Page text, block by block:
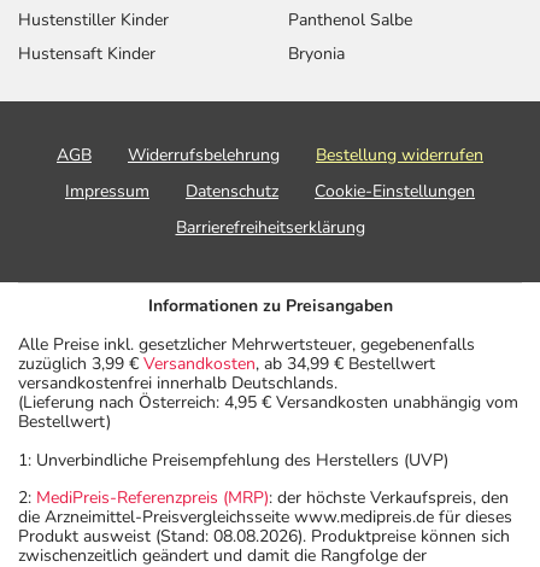
Hustenstiller Kinder
Hustensaft Kinder
Panthenol Salbe
Bryonia
AGB Widerrufsbelehrung
Bestellung widerrufen
Impressum
Datenschutz
Cookie-Einstellungen
Barrierefreiheitserklärung
Informationen zu Preisangaben
Alle Preise inkl. gesetzlicher Mehrwertsteuer, gegebenenfalls
zuzüglich 3,99 € Versandkosten, ab 34,99 € Bestellwert
versandkostenfrei innerhalb Deutschlands.
(Lieferung nach Österreich: 4,95 € Versandkosten unabhängig vom
Bestellwert)
1: Unverbindliche Preisempfehlung des Herstellers (UVP)
2: MediPreis-Referenzpreis (MRP): der höchste Verkaufspreis, den
die Arzneimittel-Preisvergleichsseite www.medipreis.de für dieses
Produkt ausweist (Stand: 08.08.2026). Produktpreise können sich
zwischenzeitlich geändert und damit die Rangfolge der